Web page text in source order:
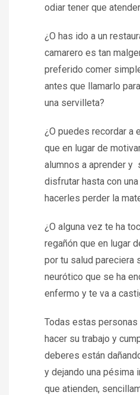
odiar tener que
¿O has ido a un
camarero es tan
preferido comer
antes que llamarlo
una servilleta?
¿O puedes recordar a
que en lugar de
alumnos a aprender y
disfrutar hasta con
hacerles perder la
¿O alguna vez te ha
regañón que en lugar
por tu salud pareciera
neurótico que se ha
enfermo y te va a
Todas estas personas
hacer su trabajo y
deberes están
y dejando una pésima
que atienden,